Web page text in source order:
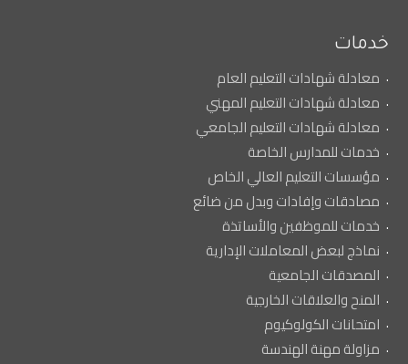
خدمات
معادلة شهادات التعليم العام
معادلة شهادات التعليم المهني
معادلة شهادات التعليم الجامعي
خدمات للمدارس الخاصة
مؤسسات التعليم العالي الخاص
مصادقات وإفادات وبدل من ضائع
خدمات للموظفين والأساتذة
نماذج لبعض المعاملات الإدارية
المصدقات الجامعية
المنح والعلاقات الخارجية
امتحانات الكولوكيوم
مزاولة مهنة الهندسة